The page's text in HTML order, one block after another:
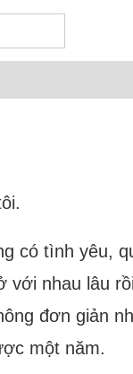
có tình yêu,
với nhau lâu
đơn giản
một năm.